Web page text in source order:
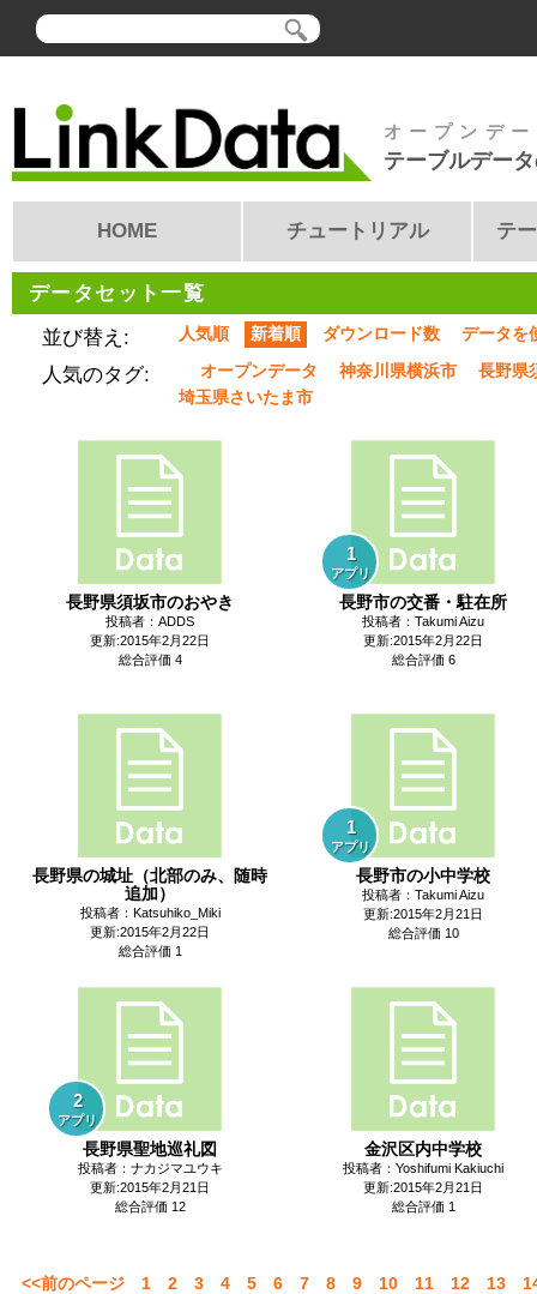
オープンデ
テーブルデー
HOME チュートリアル テ
データセット一覧
並び替え:
人気順 新着順 ダウンロード数 データを
人気のタグ: オープンデータ 神奈川県横浜市
長野県
埼玉県さいたま市
長野県須坂市のおやき
投稿者：ADDS
更新:2015年2月22日
総合評価 4
1
アプリ
長野市の交番・駐在所
投稿者：Takumi Aizu
更新:2015年2月22日
総合評価 6
長野県の城址（北部のみ、随時
追加）
投稿者：Katsuhiko_Miki
更新:2015年2月22日
総合評価 1
1
アプリ
長野市の小中学校
投稿者：Takumi Aizu
更新:2015年2月21日
総合評価 10
2
アプリ
長野県聖地巡礼図
投稿者：ナカジマユウキ
更新:2015年2月21日
総合評価 12
金沢区内中学校
投稿者：Yoshifumi Kakiuchi
更新:2015年2月21日
総合評価 1
<<前のページ 1 2 3 4 5 6 7 8 9 10 11 12 13